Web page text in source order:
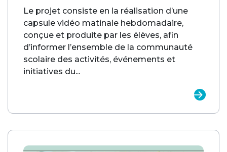
Le projet consiste en la réalisation d’une
capsule vidéo matinale hebdomadaire,
conçue et produite par les élèves, afin
d’informer l’ensemble de la communauté
scolaire des activités, événements et
initiatives du...